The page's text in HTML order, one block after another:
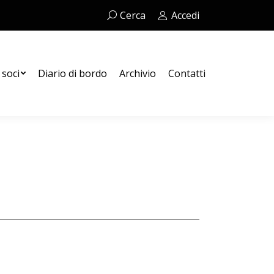
Cerca:Cerca Accedi
Diario di bordo Archivio Contatti
Contatti